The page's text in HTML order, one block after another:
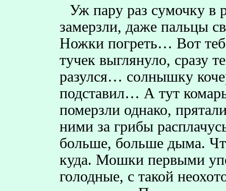
Уж пару раз сумочку в
замерзли, даже пальцы
Ножки погреть… Вот
тучек выглянуло, сразу
разулся… солнышку
подставил… А тут
померзли однако,
ними за грибы
больше, больше дыма.
куда. Мошки первыми
голодные, с такой